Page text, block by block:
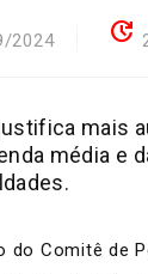
2024 update
mais
média e
do Comitê de